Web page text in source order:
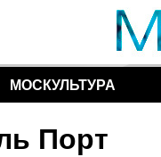
МОСКУЛЬТУРА
Порт